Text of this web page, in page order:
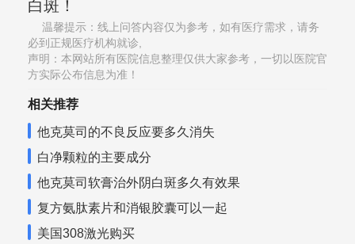
白斑！
温馨提示：线上问答内容仅为参考，如有医疗需求，请务
必到正规医疗机构就诊,
声明：本网站所有医院信息整理仅供大家参考，一切以医院官
方实际公布信息为准！
相关推荐
他克莫司的不良反应要多久消失
白净颗粒的主要成分
他克莫司软膏治外阴白斑多久有效果
复方氨肽素片和消银胶囊可以一起
美国308激光购买